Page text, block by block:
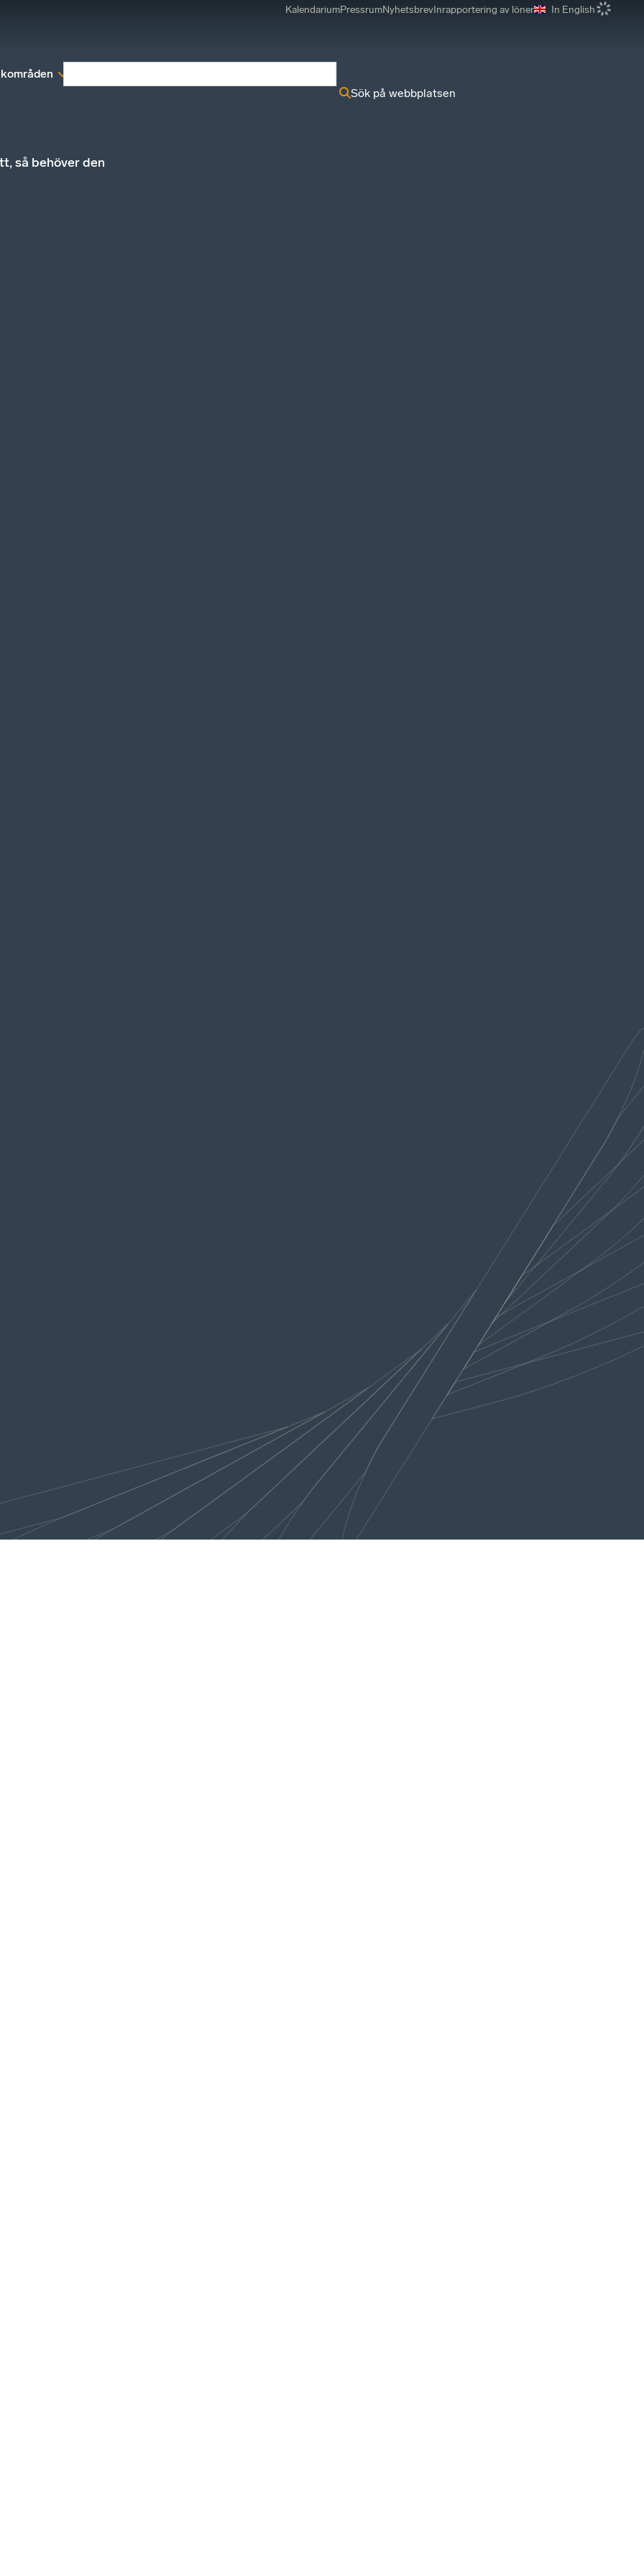
KalendariumPressrumNyhetsbrevInrapportering av löner In English
Sök på webbplatsen
så behöver den